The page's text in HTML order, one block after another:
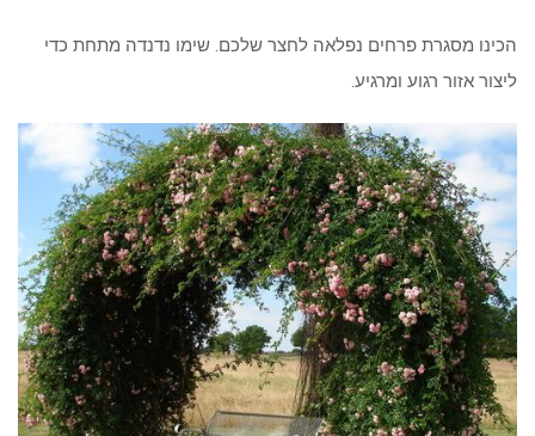
הכינו מסגרת פרחים נפלאה לחצר שלכם. שימו נדנדה מתחת כדי
ליצור אזור רגוע ומרגיע.